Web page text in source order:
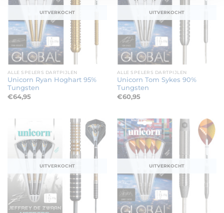
UITVERKOCHT
ALLE SPELERS DARTPIJLEN
Unicorn Ryan Hoghart 95%
Tungsten
€64,95
UITVERKOCHT
ALLE SPELERS DARTPIJLEN
Unicorn Tom Sykes 90%
Tungsten
€60,95
UITVERKOCHT UITVERKOCHT